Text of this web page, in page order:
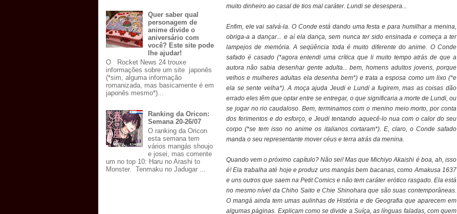
Quer saber qual
personagem de
anime divide o
aniversário com
você? Este site pode
lhe ajudar!
O Rocket News 24 trouxe
informações sobre um site japonês
(*sim, alguma informação
romanizada, mas basicamente é em
japonês mesmo*)...
Ranking da Oricon:
Semana 20-26/07
O ranking da Oricon
esta semana tem
vários mangás shoujo
e josei, mas comente
um no top 10: Haru no Arashi to
Monster. Tenmaku no Jadugar ...
muito dinheiro ao casal de tios mal caráter. Lundi se desespera...
Enfim, ele vai salvá-la. O Conde está dando uma festa e para humilhar a menina,
obriga-a a dançar... e aí ela dança, sem nunca ter sido ensinada e começa a ter
lampejos de memória. A seqüência toda é muito diferente do anime. O Conde
safado é casado (*agora entendi uma crítica que li muito tempo atrás de que a
autora não sabia desenhar gente adulta... bem, homens adultos jovens, porque
velhos e mulheres adultas ela desenha bem*) e trata a esposa como um lixo (*e
ela se sente velha*). A moça ajuda Jeudi e Lundi a fugirem, mas as coisas dão
errado eles têm que optar entre se entregar, o que significaria a morte de Lundi, ou
se jogar no rio caudaloso. Bem, terminamos com o menino meio morto, por conta
dos ferimentos e do esforço, e Jeudi tentando aquecê-lo nua com o calor do seu
corpo (*se tem isso no anime os italianos cortaram*). E, claro, o Conde safado
manda o seu representante mover céus e terra atrás da menina.
Quando vem o próximo capítulo? Não sei! Mas que Michiyo Akaishi é boa, ah, isso
é! Ela trabalha até hoje e produz uns mangás bem bacanas, como Amakusa 1637
e uns outros que saem na Petit Comics e não tem caráter erótico rasgado. Ela está
no mesmo nível da Chiho Saito e Chie Shinohara que são suas contemporâneas.
O mangá ainda tem umas aulinhas de História e de Geografia que aparecem em
algumas páginas. Explicam como se divide a Suíça, as línguas faladas, com quem